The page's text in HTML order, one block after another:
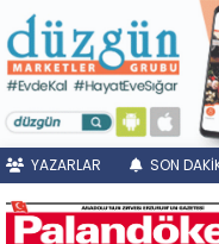
YAZARLAR SON